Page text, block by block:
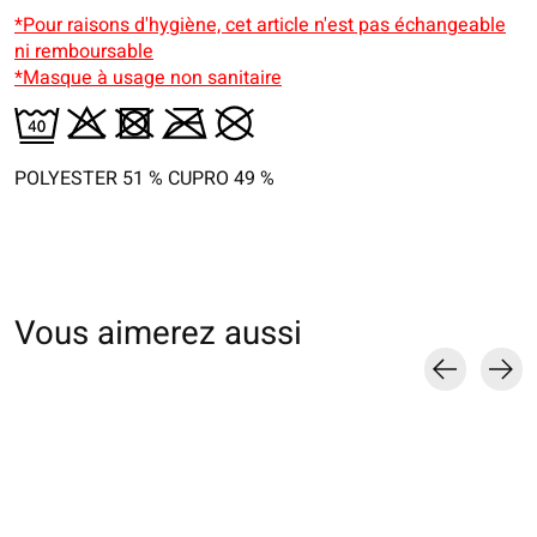
*Pour raisons d'hygiène, cet article n'est pas échangeable
ni remboursable
*Masque à usage non sanitaire
POLYESTER 51 % CUPRO 49 %
Vous aimerez aussi